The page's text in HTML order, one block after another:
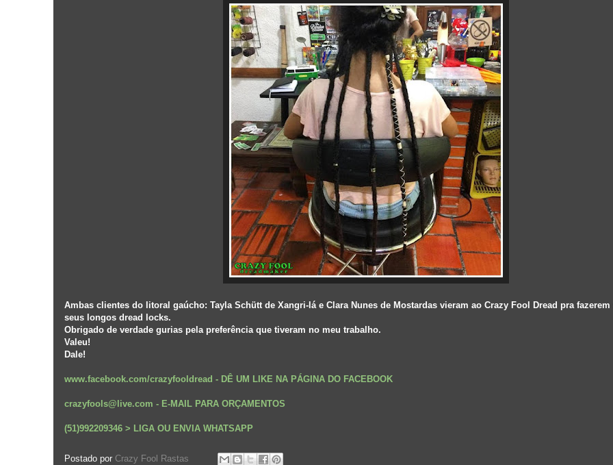
Ambas clientes do litoral gaúcho: Tayla Schütt de Xangri-lá e Clara Nunes de Mostardas vieram ao Crazy Fool Dread pra
seus longos dread locks.
Obrigado de verdade gurias pela preferência que tiveram no meu trabalho.
Valeu!
Dale!
www.facebook.com/crazyfooldread - DÊ UM LIKE NA PÁGINA DO FACEBOOK
crazyfools@live.com - E-MAIL PARA ORÇAMENTOS
(51)992209346 > LIGA OU ENVIA WHATSAPP
Postado por Crazy Fool Rastas